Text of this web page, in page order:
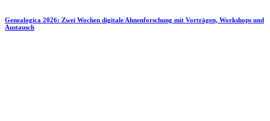
Genealogica 2026: Zwei Wochen digitale Ahnenforschung mit Vorträgen, Workshops und
Austausch